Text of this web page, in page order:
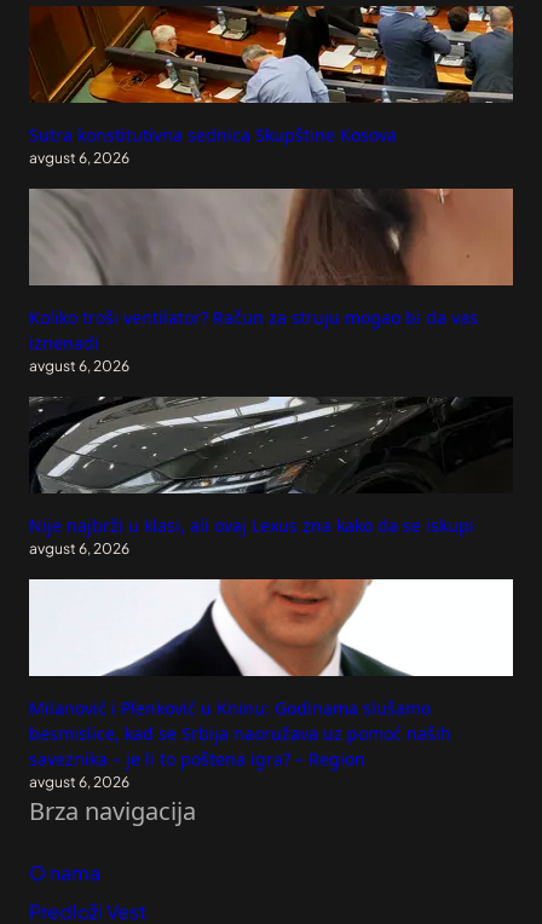
Sutra konstitutivna sednica Skupštine Kosova
avgust 6, 2026
Koliko troši ventilator? Račun za struju mogao bi da vas
iznenadi
avgust 6, 2026
Nije najbrži u klasi, ali ovaj Lexus zna kako da se iskupi
avgust 6, 2026
Milanović i Plenković u Kninu: Godinama slušamo
besmislice, kad se Srbija naoružava uz pomoć naših
saveznika – je li to poštena igra? – Region
avgust 6, 2026
Brza navigacija
O nama
Predloži Vest